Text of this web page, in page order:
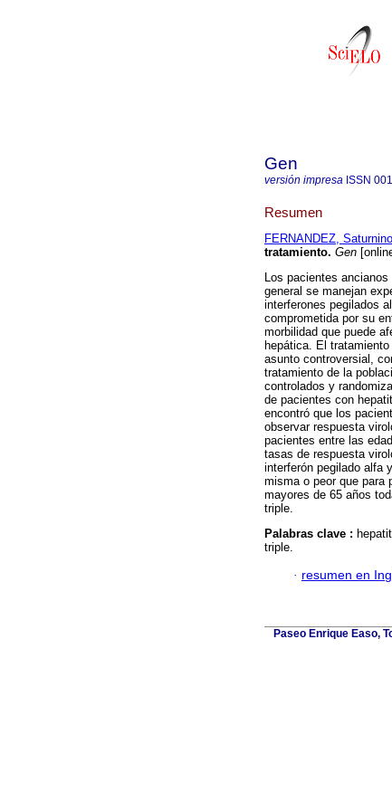
Gen
versión impresa ISSN
Resumen
FERNANDEZ, Saturnino
tratamiento. Gen
Los pacientes
general se manejan
interferones pegilados
comprometida por su
morbilidad que puede
hepática. El
asunto controversial,
tratamiento de la
controlados y
de pacientes con
encontró que los
observar respuesta
pacientes entre las
tasas de respuesta
interferón pegilado alfa
misma o peor que para
mayores de 65 años
triple.
Palabras clave :
triple.
· resumen en
Paseo Enrique Easo,